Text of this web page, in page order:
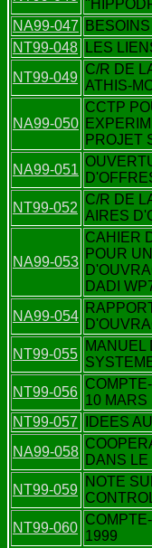
NA99-047
NT99-048
LES
NT99-049
C/R DE
ATHIS-
NA99-050
CCTP
PROJET
NA99-051
NT99-052
C/R DE
AIRES
NA99-053
CAHIER
POUR
DADI
NA99-054
NT99-055
MANUEL
NT99-056
10 MARS
NT99-057
IDEES
NA99-058
DANS
NT99-059
NOTE
NT99-060
1999